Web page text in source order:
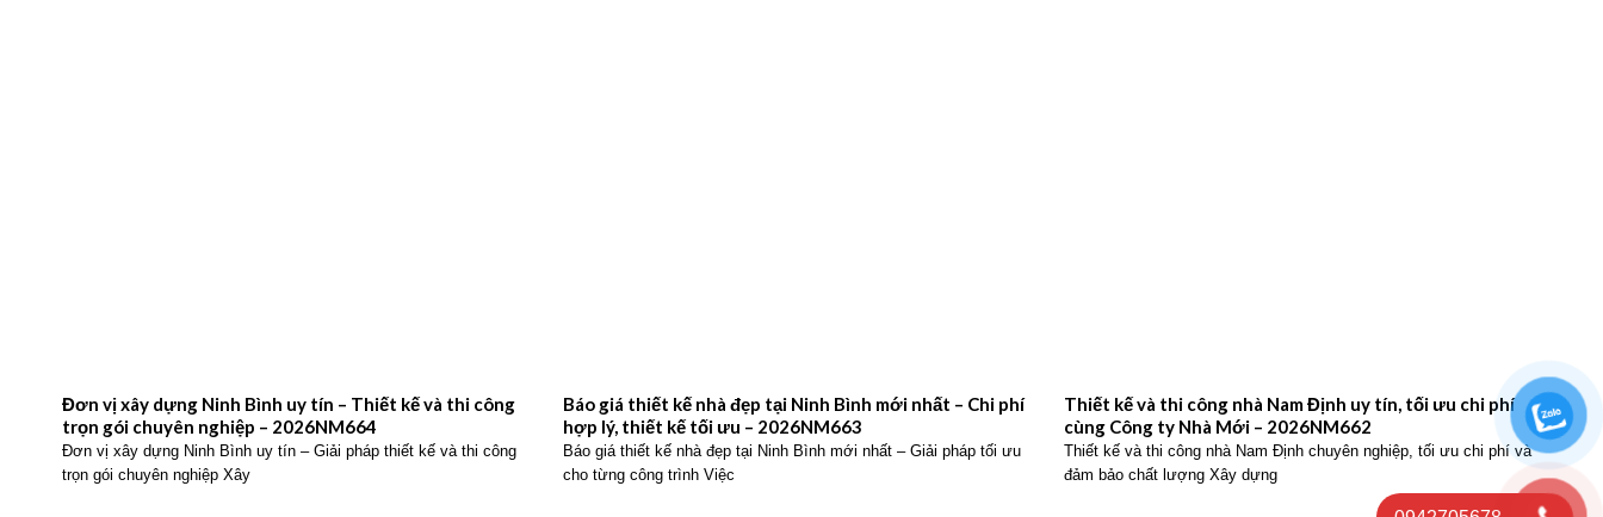
Đơn vị xây dựng Ninh Bình uy tín – Thiết kế và thi công
trọn gói chuyên nghiệp – 2026NM664
Đơn vị xây dựng Ninh Bình uy tín – Giải pháp thiết kế và thi công
trọn gói chuyên nghiệp Xây
Báo giá thiết kế nhà đẹp tại Ninh Bình mới nhất – Chi phí
hợp lý, thiết kế tối ưu – 2026NM663
Báo giá thiết kế nhà đẹp tại Ninh Bình mới nhất – Giải pháp tối ưu
cho từng công trình Việc
Thiết kế và thi công nhà Nam Định uy tín, tối ưu chi phí
cùng Công ty Nhà Mới – 2026NM662
Thiết kế và thi công nhà Nam Định chuyên nghiệp, tối ưu chi phí và
đảm bảo chất lượng Xây dựng
Thiết